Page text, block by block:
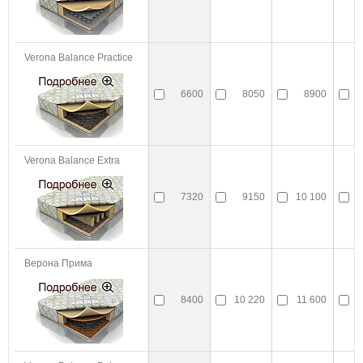
Verona Balance Practice
6600 8050 8900
Verona Balance Extra
7320 9150 10 100
Верона Прима
8400 10 220 11 600